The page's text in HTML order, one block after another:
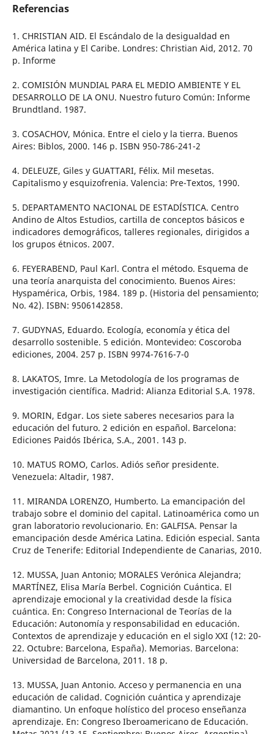
Referencias
1. CHRISTIAN AID. El Escándalo de la desigualdad en
América latina y El Caribe. Londres: Christian Aid, 2012. 70
p. Informe
2. COMISIÓN MUNDIAL PARA EL MEDIO AMBIENTE Y EL
DESARROLLO DE LA ONU. Nuestro futuro Común: Informe
Brundtland. 1987.
3. COSACHOV, Mónica. Entre el cielo y la tierra. Buenos
Aires: Biblos, 2000. 146 p. ISBN 950-786-241-2
4. DELEUZE, Giles y GUATTARI, Félix. Mil mesetas.
Capitalismo y esquizofrenia. Valencia: Pre-Textos, 1990.
5. DEPARTAMENTO NACIONAL DE ESTADÍSTICA. Centro
Andino de Altos Estudios, cartilla de conceptos básicos e
indicadores demográficos, talleres regionales, dirigidos a
los grupos étnicos. 2007.
6. FEYERABEND, Paul Karl. Contra el método. Esquema de
una teoría anarquista del conocimiento. Buenos Aires:
Hyspamérica, Orbis, 1984. 189 p. (Historia del pensamiento;
No. 42). ISBN: 9506142858.
7. GUDYNAS, Eduardo. Ecología, economía y ética del
desarrollo sostenible. 5 edición. Montevideo: Coscoroba
ediciones, 2004. 257 p. ISBN 9974-7616-7-0
8. LAKATOS, Imre. La Metodología de los programas de
investigación científica. Madrid: Alianza Editorial S.A. 1978.
9. MORIN, Edgar. Los siete saberes necesarios para la
educación del futuro. 2 edición en español. Barcelona:
Ediciones Paidós Ibérica, S.A., 2001. 143 p.
10. MATUS ROMO, Carlos. Adiós señor presidente.
Venezuela: Altadir, 1987.
11. MIRANDA LORENZO, Humberto. La emancipación del
trabajo sobre el dominio del capital. Latinoamérica como un
gran laboratorio revolucionario. En: GALFISA. Pensar la
emancipación desde América Latina. Edición especial. Santa
Cruz de Tenerife: Editorial Independiente de Canarias, 2010.
12. MUSSA, Juan Antonio; MORALES Verónica Alejandra;
MARTÍNEZ, Elisa María Berbel. Cognición Cuántica. El
aprendizaje emocional y la creatividad desde la física
cuántica. En: Congreso Internacional de Teorías de la
Educación: Autonomía y responsabilidad en educación.
Contextos de aprendizaje y educación en el siglo XXI (12: 20-
22. Octubre: Barcelona, España). Memorias. Barcelona:
Universidad de Barcelona, 2011. 18 p.
13. MUSSA, Juan Antonio. Acceso y permanencia en una
educación de calidad. Cognición cuántica y aprendizaje
diamantino. Un enfoque holístico del proceso enseñanza
aprendizaje. En: Congreso Iberoamericano de Educación.